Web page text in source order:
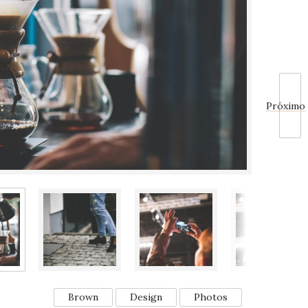
Próximo
Brown Design Photos